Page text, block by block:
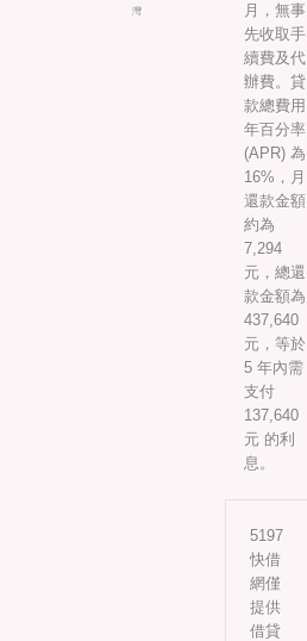
灣
月，無事
先收取手
續費及代
辦費。貸
款總費用
年百分率
(APR) 為
16%，月
還款金額
約為
7,294
元，總還
款金額為
437,640
元，等於
5 年內需
支付
137,640
元 的利
息。
5197
快借
網僅
提供
借貸